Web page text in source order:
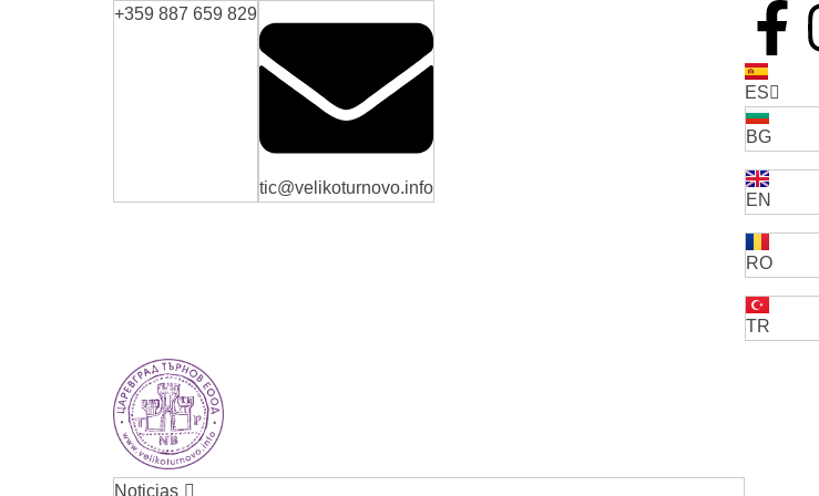
+359 887 659 829
tic@velikoturnovo.info
ES
BG
EN
RO
TR
VELIKO TARNOVO - LA CAPITAL MEDIEVAL DE BULGARIA
Noticias